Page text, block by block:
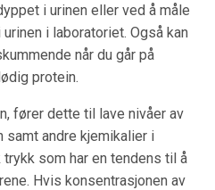
i urinen eller ved å måle
i laboratoriet. Også kan
når du går på
protein.
fører dette til lave nivåer av
samt andre kjemikalier i
som har en tendens til å
Hvis konsentrasjonen av